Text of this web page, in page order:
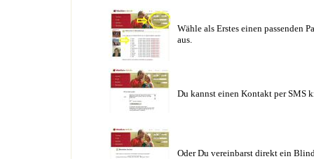
Wähle als Erstes einen passenden
aus.
Du kannst einen Kontakt per SMS
Oder Du vereinbarst direkt ein